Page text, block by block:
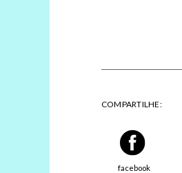
COMPARTILHE:
facebook